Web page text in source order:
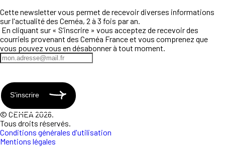
Cette newsletter vous permet de recevoir diverses informations
sur l'actualité des Ceméa, 2 à 3 fois par an.
En cliquant sur « S’inscrire » vous acceptez de recevoir des
courriels provenant des Ceméa France et vous comprenez que
vous pouvez vous en désabonner à tout moment.
S'inscrire
© CEMEA 2026.
Tous droits réservés.
Conditions générales d'utilisation
Mentions légales